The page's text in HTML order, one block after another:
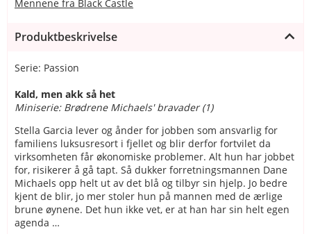
Mennene fra Black Castle
Produktbeskrivelse
Serie: Passion
Kald, men akk så het
Miniserie: Brødrene Michaels' bravader (1)
Stella Garcia lever og ånder for jobben som ansvarlig for
familiens luksusresort i fjellet og blir derfor fortvilet da
virksomheten får økonomiske problemer. Alt hun har jobbet
for, risikerer å gå tapt. Så dukker forretningsmannen Dane
Michaels opp helt ut av det blå og tilbyr sin hjelp. Jo bedre
kjent de blir, jo mer stoler hun på mannen med de ærlige
brune øynene. Det hun ikke vet, er at han har sin helt egen
agenda …